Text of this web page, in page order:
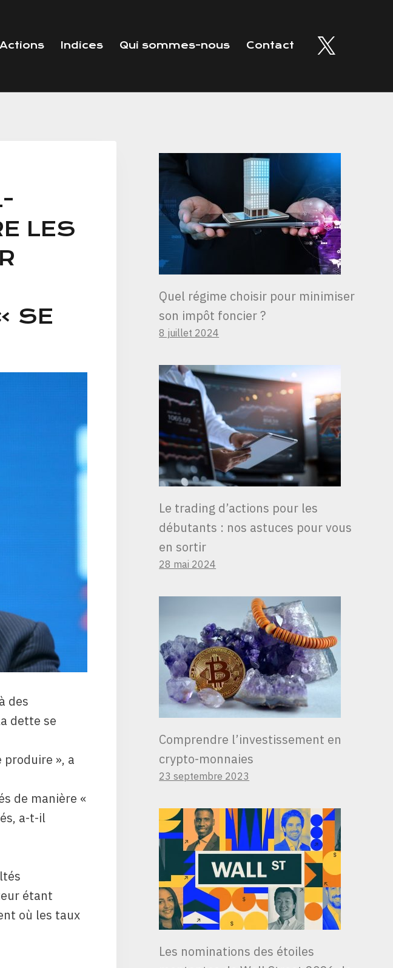
Actions Indices Qui sommes-nous Contact
LES
SE
des
dette se
produire », a
de manière «
a-t-il
étant
où les taux
Quel régime choisir pour minimiser
son impôt foncier ?
8 juillet 2024
Le trading d’actions pour les
débutants : nos astuces pour vous
en sortir
28 mai 2024
Comprendre l’investissement en
crypto-monnaies
23 septembre 2023
Les nominations des étoiles